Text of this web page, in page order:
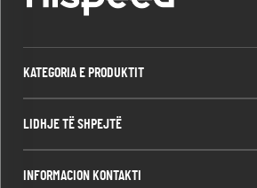
KATEGORIA E PRODUKTIT
LIDHJE TË SHPEJTË
INFORMACION KONTAKTI